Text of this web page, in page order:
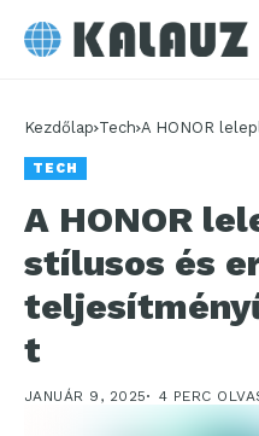
Kezdőlap Tech A HONOR
TECH
A HONOR
stílusos és
t
JANUÁR 9, 2025 4 PERC